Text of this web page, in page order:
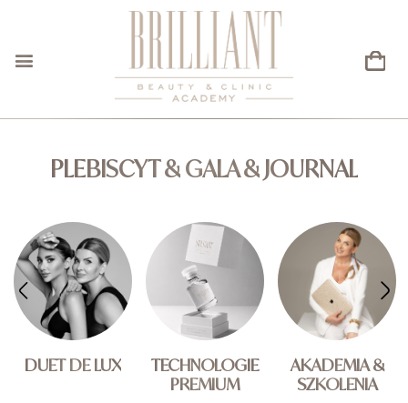
PLEBISCYT & GALA & JOURNAL
DUET DE LUX
TECHNOLOGIE
PREMIUM
AKADEMIA &
SZKOLENIA